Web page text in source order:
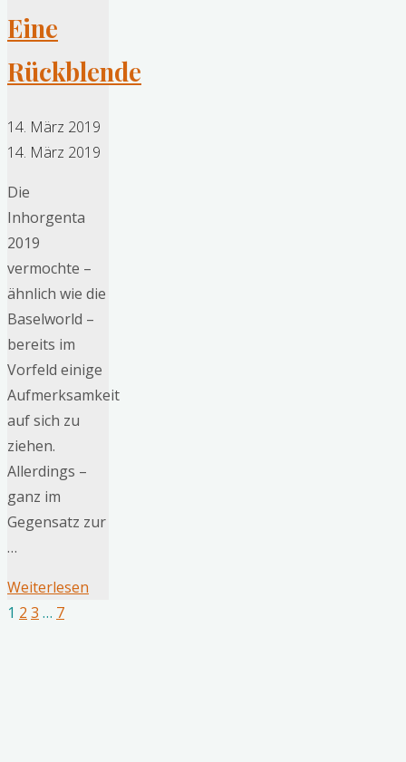
Eine
Rückblende
14. März 2019
14. März 2019
Die
Inhorgenta
2019
vermochte –
ähnlich wie die
Baselworld –
bereits im
Vorfeld einige
Aufmerksamkeit
auf sich zu
ziehen.
Allerdings –
ganz im
Gegensatz zur
…
Weiterlesen
Seitennummerierung
1 2 3 … 7